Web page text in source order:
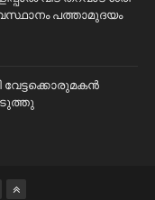
പത്താമുദയം
വേട്ടക്കൊരുമകൻ